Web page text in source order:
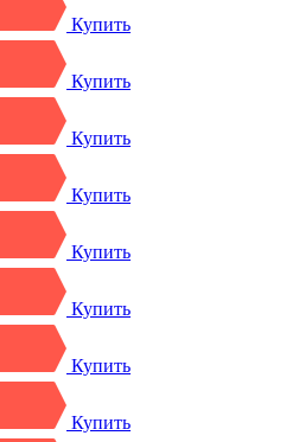
Купить
Купить
Купить
Купить
Купить
Купить
Купить
Купить